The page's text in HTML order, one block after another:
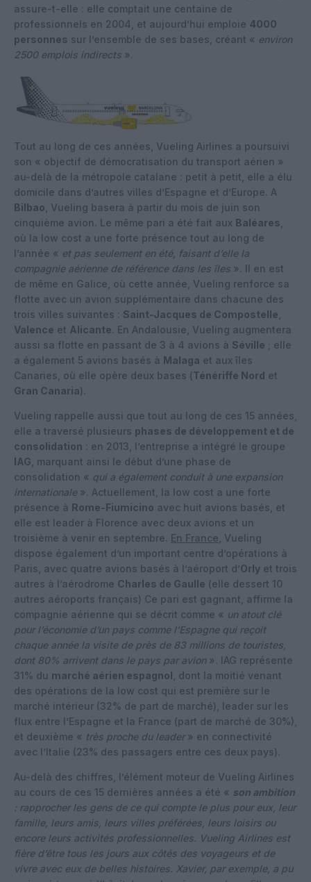
assure-t-elle : elle comptait une centaine de
professionnels en 2004, et aujourd’hui emploie 4000
personnes sur l’ensemble de ses bases, créant « environ
2500 emplois indirects ».
Tout au long de ces années, Vueling Airlines a poursuivi
son « objectif de démocratisation du transport aérien »
au-delà de la métropole catalane : petit à petit, elle a élu
domicile dans d’autres villes d’Espagne et d’Europe. A
Bilbao , Vueling basera à partir du mois de juin son
cinquième avion. Le même pari a été fait aux Baléares
où la low cost a une forte présence tout au long de
l’année « et pas seulement en été, faisant d’elle la
compagnie aérienne de référence dans les îles ». Il en est
de même en Galice, où cette année, Vueling renforce sa
flotte avec un avion supplémentaire dans chacune des
trois villes suivantes : Saint-Jacques de Compostelle
Valence et Alicante. En Andalousie, Vueling augmentera
aussi sa flotte en passant de 3 à 4 avions à Séville ; elle
a également 5 avions basés à Malaga et aux îles
Canaries, où elle opère deux bases (Ténériffe Nord et
Gran Canaria).
Vueling rappelle aussi que tout au long de ces 15 années,
elle a traversé plusieurs phases de développement et de
consolidation : en 2013, l’entreprise a intégré le groupe
IAG , marquant ainsi le début d’une phase de
consolidation « qui a également conduit à une expansion
internationale ». Actuellement, la low cost a une forte
présence à Rome-Fiumicino avec huit avions basés, et
elle est leader à Florence avec deux avions et un
troisième à venir en septembre. En France , Vueling
dispose également d’un important centre d’opérations à
Paris, avec quatre avions basés à l’aéroport d’Orly et trois
autres à l’aérodrome Charles de Gaulle (elle dessert 10
autres aéroports français) Ce pari est gagnant, affirme la
compagnie aérienne qui se décrit comme « un atout clé
pour l’économie d’un pays comme l’Espagne qui reçoit
chaque année la visite de près de 83 millions de touristes,
dont 80% arrivent dans le pays par avion ». IAG représente
31% du marché aérien espagnol , dont la moitié venant
des opérations de la low cost qui est première sur le
marché intérieur (32% de part de marché), leader sur les
flux entre l’Espagne et la France (part de marché de 30%),
et deuxième « très proche du leader» en connectivité
avec l’Italie (23% des passagers entre ces deux pays).
Au-delà des chiffres, l’élément moteur de Vueling Airlines
au cours de ces 15 dernières années a été « son ambition
: rapprocher les gens de ce qui compte le plus pour eux, leur
famille, leurs amis, leurs villes préférées, leurs loisirs ou
encore leurs activités professionnelles. Vueling Airlines est
fière d’être tous les jours aux côtés des voyageurs et de
vivre avec eux de belles histoires. Xavier, par exemple, a pu